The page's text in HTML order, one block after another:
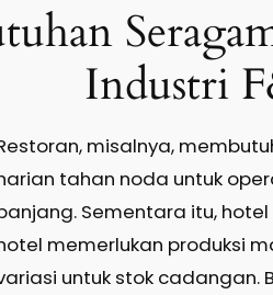
Industri
misalnya,
tahan noda untuk
Sementara itu,
memerlukan produksi
untuk stok cadangan.